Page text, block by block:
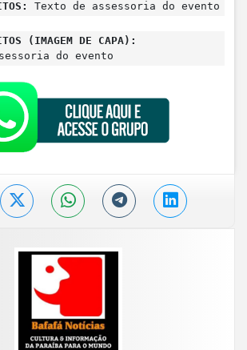
Texto de assessoria do evento
(IMAGEM DE CAPA):
do evento